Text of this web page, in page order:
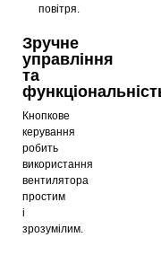
повітря.
Зручне
управління
та
Кнопкове
керування
робить
використання
вентилятора
простим
і
зрозумілим.